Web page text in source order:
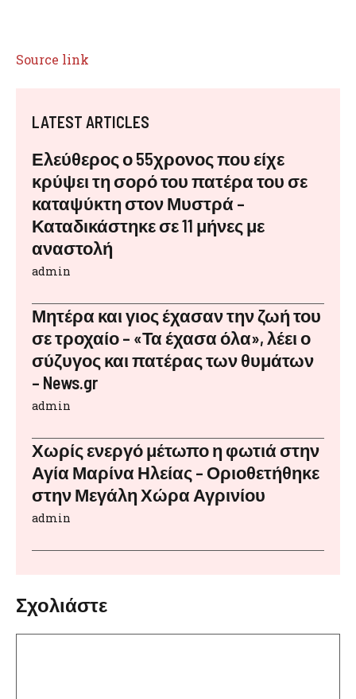
Source link
LATEST ARTICLES
Ελεύθερος ο 55χρονος που είχε
κρύψει τη σορό του πατέρα του σε
καταψύκτη στον Μυστρά –
Καταδικάστηκε σε 11 μήνες με
αναστολή
admin
Μητέρα και γιος έχασαν την ζωή του
σε τροχαίο – «Τα έχασα όλα», λέει ο
σύζυγος και πατέρας των θυμάτων
– News.gr
admin
Χωρίς ενεργό μέτωπο η φωτιά στην
Αγία Μαρίνα Ηλείας – Οριοθετήθηκε
στην Μεγάλη Χώρα Αγρινίου
admin
Σχολιάστε